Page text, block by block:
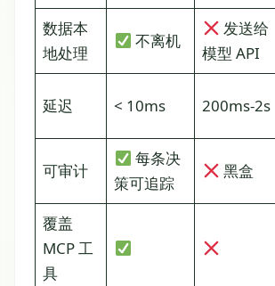
数据本
地处理
不离机
发送给
模型 API
延迟 < 10ms 200ms-2s
可审计
每条决
策可追踪
黑盒
覆盖
MCP 工
具